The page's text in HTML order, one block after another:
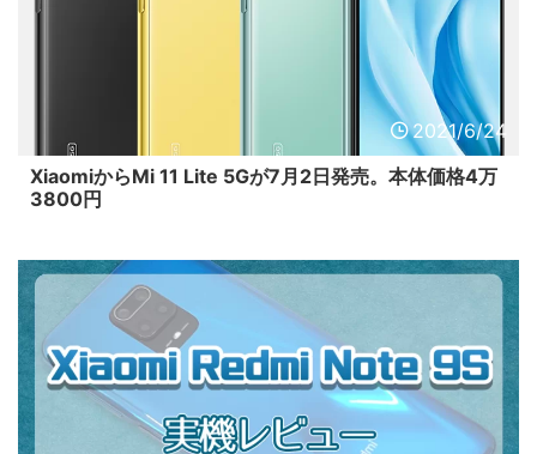
2021/6/24
XiaomiからMi 11 Lite 5Gが7月2日発売。本体価格4万
3800円